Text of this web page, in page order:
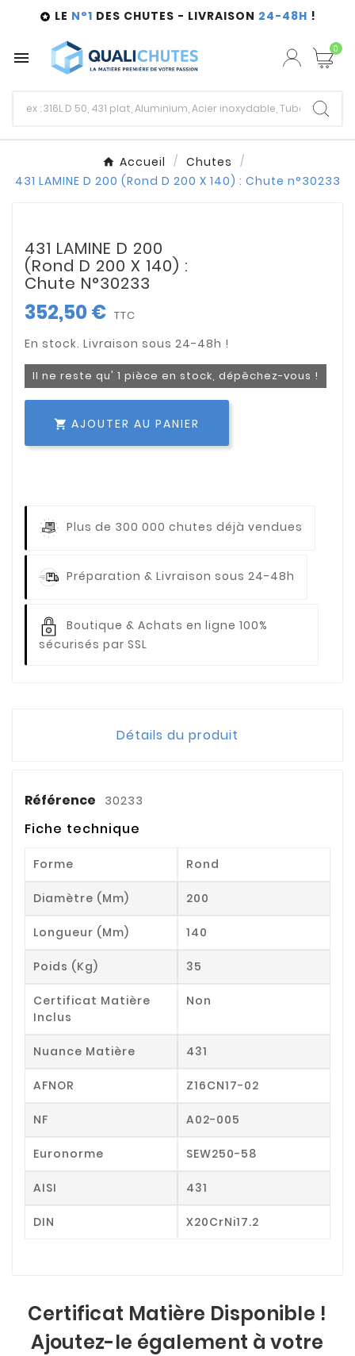
 LE N°1 DES CHUTES - LIVRAISON 24-48H !
 0
Accueil
Chutes
431 LAMINE D 200 (Rond D 200 X 140) : Chute n°30233
431 LAMINE D 200
(Rond D 200 X 140) :
Chute N°30233
352,50 € TTC
Il ne reste qu' 1 pièce en stock, dépêchez-vous !
 AJOUTER AU PANIER
Plus de 300 000 chutes déjà vendues
Préparation & Livraison sous 24-48h
Boutique & Achats en ligne 100%
sécurisés par SSL
Détails du produit
Référence 30233
Fiche technique
Forme Rond
Diamètre (mm) 200
Longueur (mm) 140
Poids (kg) 35
Certificat Matière
Inclus
Non
Nuance Matière 431
AFNOR Z16CN17-02
NF A02-005
Euronorme SEW250-58
AISI 431
DIN X20CrNi17.2
Certificat Matière Disponible !
Ajoutez-le également à votre